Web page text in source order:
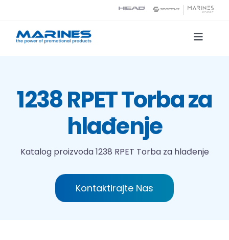
content
Toggle
Tehnologije tiska
1238 RPET Torba za
hlađenje
Katalog proizvoda1238 RPET Torba za hlađenje
Kontaktirajte Nas